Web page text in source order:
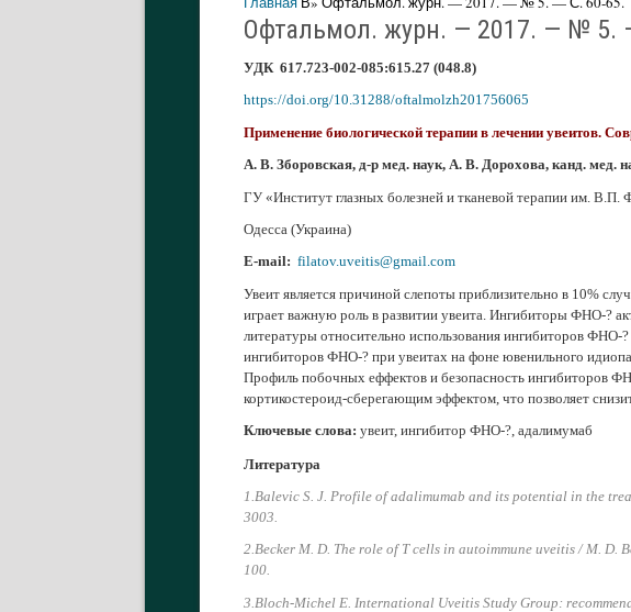
Офтальмол. журн. — 2017. — № 5.
УДК 617.723-002-085:615.27 (048.8)
https://doi.org/10.31288/oftalmolzh201756065
Применение биологической терапии в лечении увеитов.
А. В. Зборовская, д-р мед. наук, А. В. Дорохова, канд. мед.
ГУ «Институт глазных болезней и тканевой терапии им.
Одесса (Украина)
E-mail: filatov.uveitis@gmail.com
Увеит является причиной слепоты приблизительно в 10%
играет важную роль в развитии увеита. Ингибиторы ФНО-?
литературы относительно использования ингибиторов
ингибиторов ФНО-? при увеитах на фоне ювенильного
Профиль побочных еффектов и безопасность ингибиторов
кортикостероид-сберегающим эффектом, что позволяет
Ключевые слова: увеит, ингибитор ФНО-?, адалимумаб
Литература
1.Balevic S. J. Profile of adalimumab and its potential in the
3003.
2.Becker M. D. The role of T cells in autoimmune uveitis / M. D.
100.
3.Bloch-Michel E. International Uveitis Study Group: